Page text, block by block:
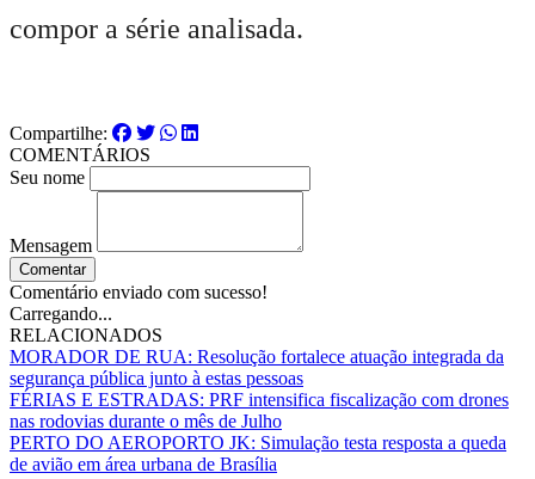
compor a série analisada.
Compartilhe:
COMENTÁRIOS
Seu nome
Mensagem
Comentar
Comentário enviado com sucesso!
Carregando...
RELACIONADOS
MORADOR DE RUA: Resolução fortalece atuação integrada da
segurança pública junto à estas pessoas
FÉRIAS E ESTRADAS: PRF intensifica fiscalização com drones
nas rodovias durante o mês de Julho
PERTO DO AEROPORTO JK: Simulação testa resposta a queda
de avião em área urbana de Brasília